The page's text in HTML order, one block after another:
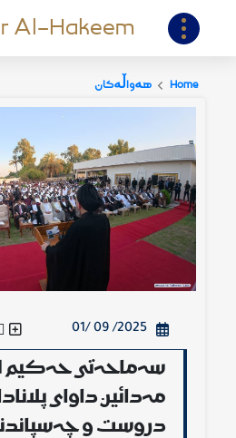
Al-Hakeem
Home هەواڵەكان
2025/ 09 /01
سەماحەتی حەكیم
مەدائین داوای
دروست و